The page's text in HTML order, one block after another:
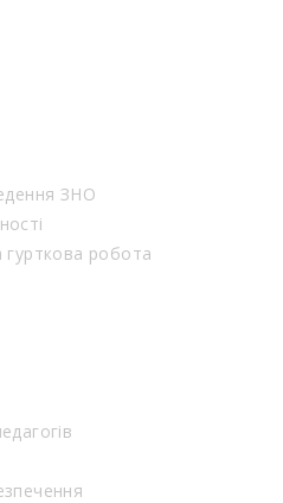
ЗНО
гурткова робота